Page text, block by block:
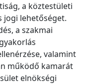
a köztestületi
jogi lehetőséget.
a szakmai
valamint
működő kamarát
elnökségi